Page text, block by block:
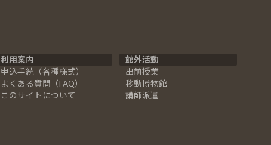
利用案内
申込手続（各種様式）
よくある質問（FAQ）
このサイトについて
館外活動
出前授業
移動博物館
講師派遣